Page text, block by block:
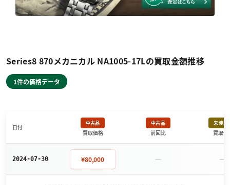
Series8 870メカニカル NA1005-17Lの買取金額推移
1件の価格データ
日付
中古品
買取価格
中古品
前回比
未使用
買取価
2024-07-30 ¥80,000 － －